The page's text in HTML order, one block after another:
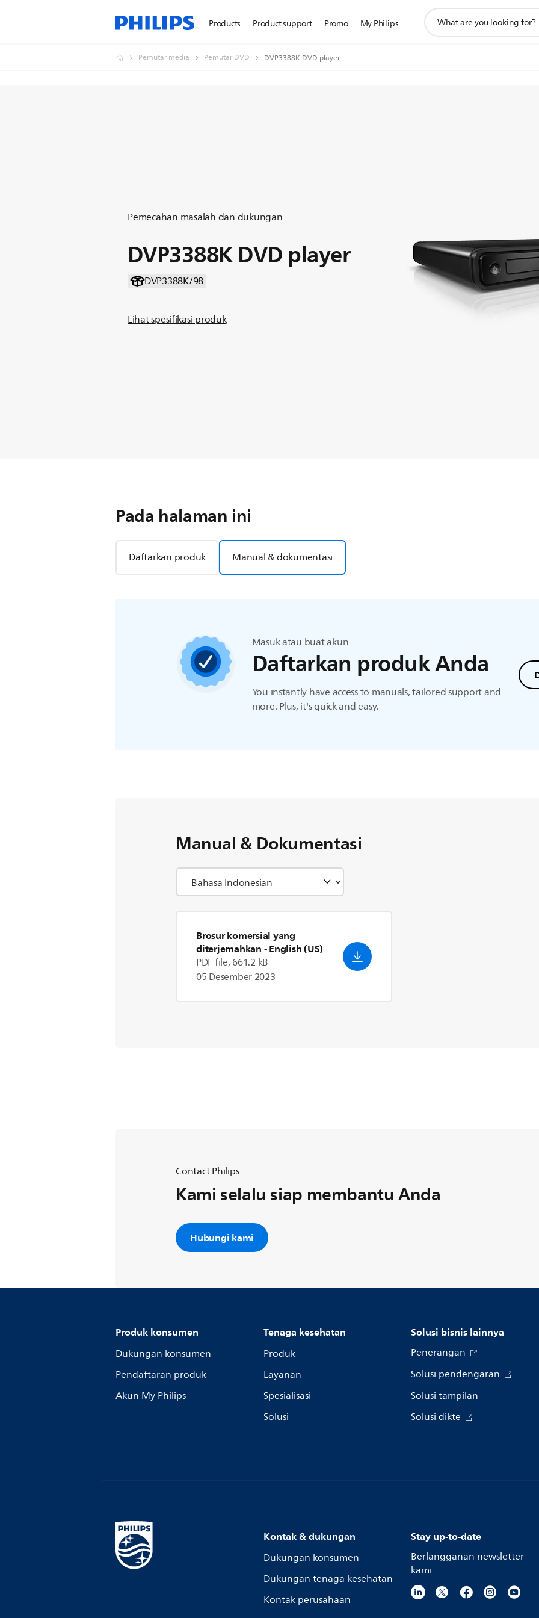
Products Product support Promo My Philips
pencarian
Pemutar media Pemutar DVD DVP3388K DVD player
Pemecahan masalah dan dukungan
DVP3388K DVD player
DVP3388K/98
Lihat spesifikasi produk
Pada halaman ini
Daftarkan produk Manual & dokumentasi
Masuk atau buat akun
Daftarkan produk Anda
You instantly have access to manuals, tailored support and
more. Plus, it's quick and easy.
Manual & Dokumentasi
Brosur komersial yang
diterjemahkan- English (US)
PDF file, 661.2 kB
05 Desember 2023
Contact Philips
Kami selalu siap membantu Anda
Hubungi kami
Produk konsumen
Dukungan konsumen
Pendaftaran produk
Akun My Philips
Tenaga kesehatan
Produk
Layanan
Spesialisasi
Solusi
Solusi bisnis lainnya
Penerangan
Solusi pendengaran
Solusi tampilan
Solusi dikte
Kontak & dukungan
Dukungan konsumen
Dukungan tenaga kesehatan
Kontak perusahaan
Stay up-to-date
Berlangganan newsletter
kami